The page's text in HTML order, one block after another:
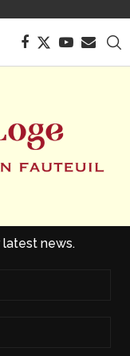
news.